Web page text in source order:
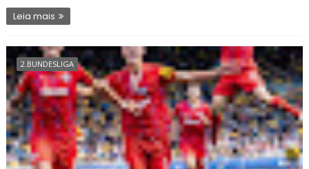
Leia mais
2.BUNDESLIGA